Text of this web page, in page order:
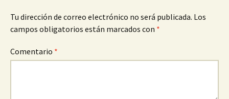
Tu dirección de correo electrónico no será publicada. Los
campos obligatorios están marcados con *
Comentario *